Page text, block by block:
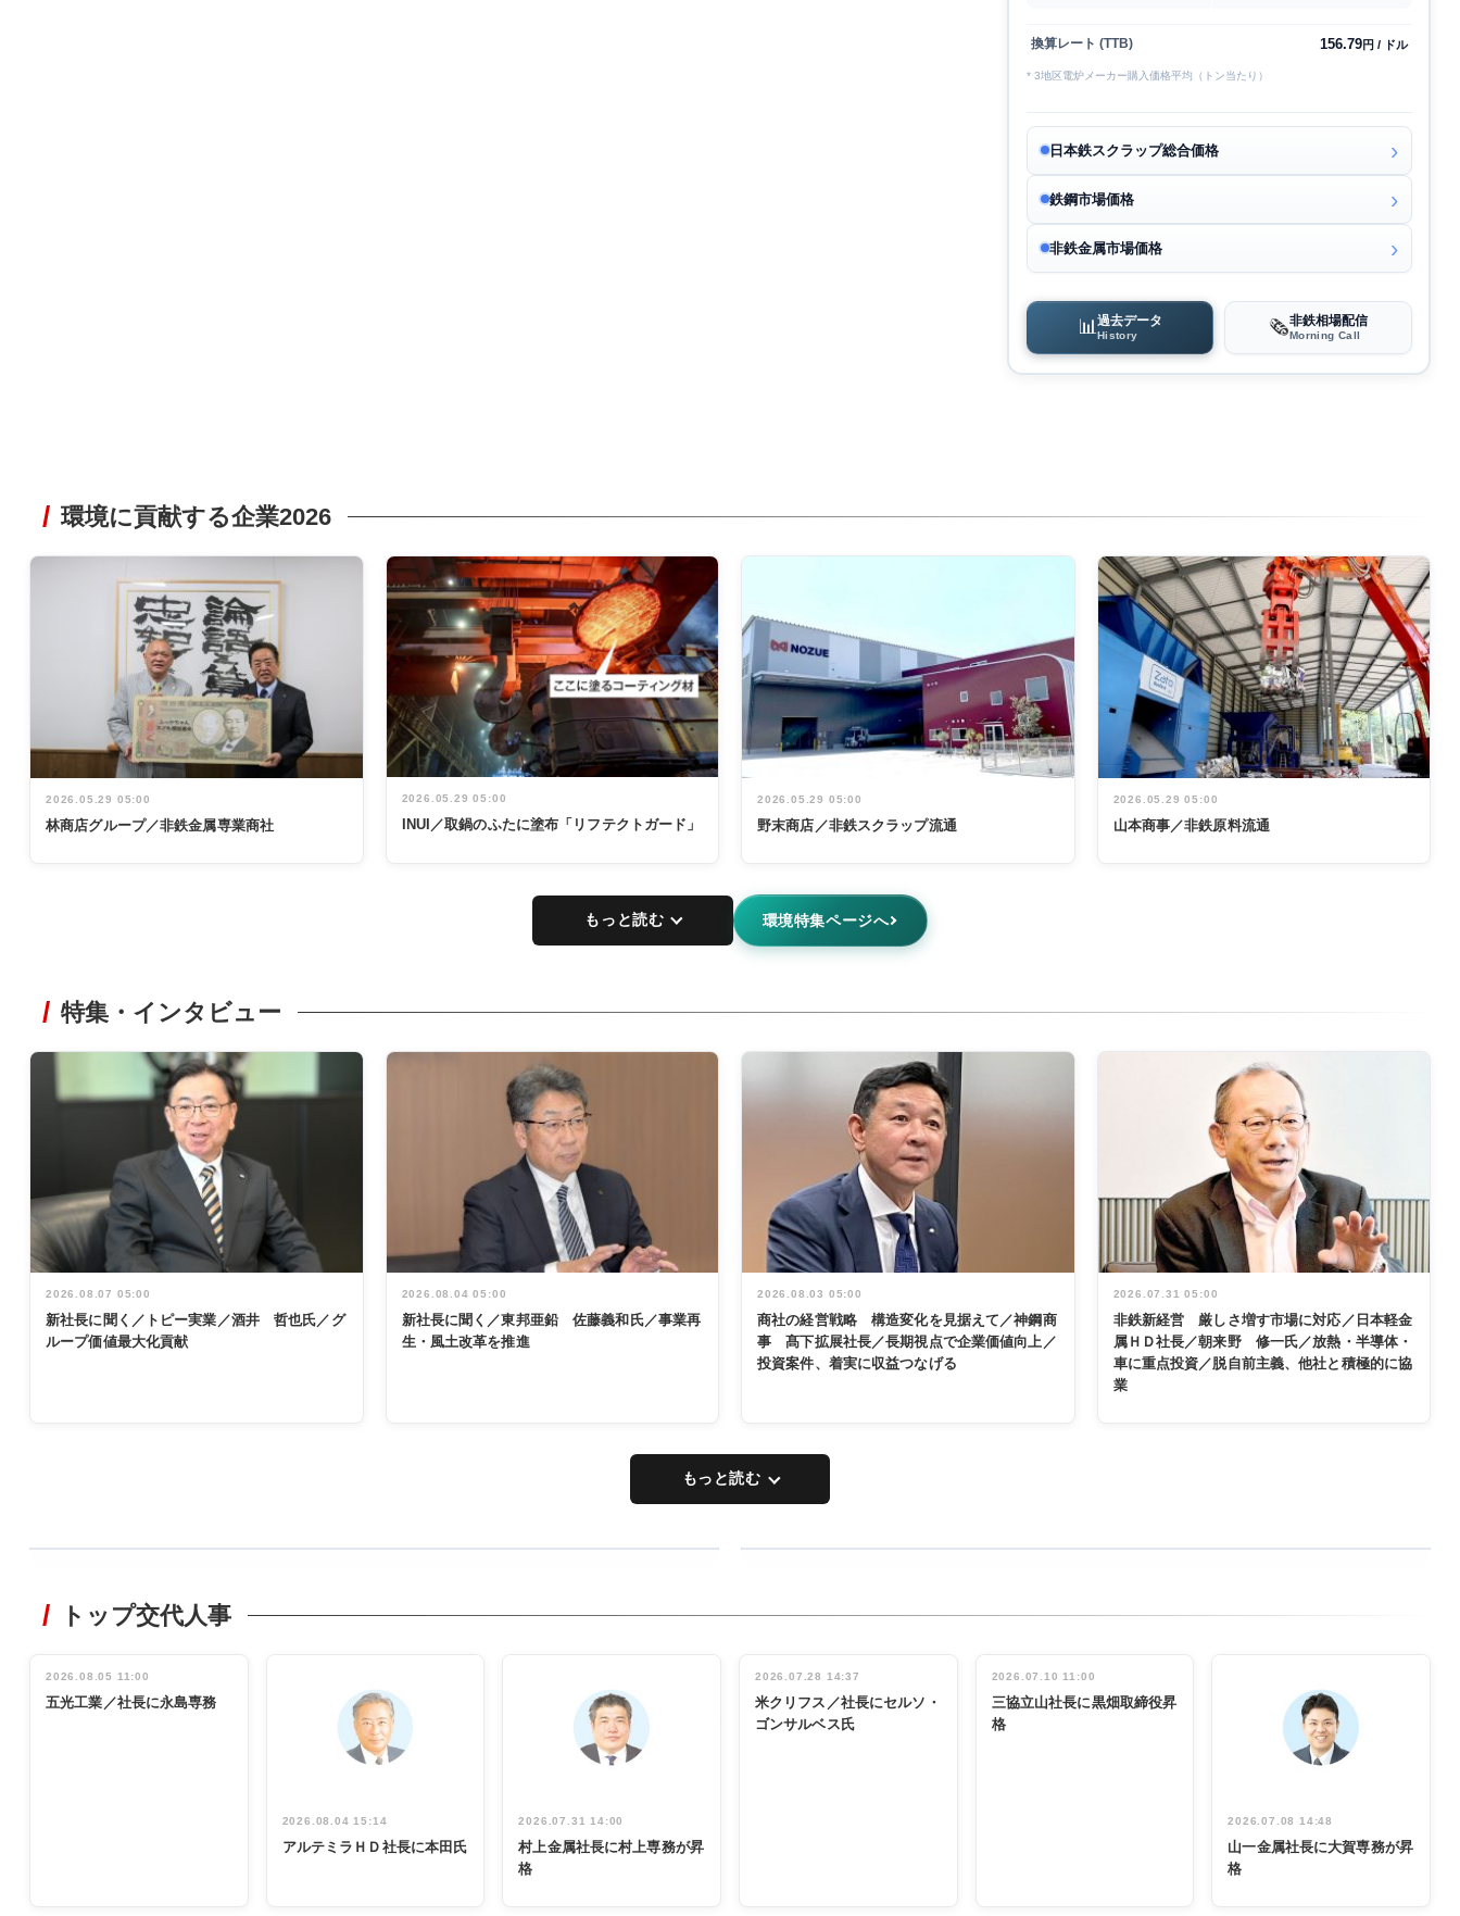
換算レート (TTB) 156.79円 / ドル
* 3地区電炉メーカー購入価格平均（トン当たり）
日本鉄スクラップ総合価格
鉄鋼市場価格
非鉄金属市場価格
📊 過去データ
History 🗞️非鉄相場配信
Morning Call
環境に貢献する企業2026
2026.05.29 05:00
林商店グループ／非鉄金属専業商社
2026.05.29 05:00
INUI／取鍋のふたに塗布「リフテクトガード」
2026.05.29 05:00
野末商店／非鉄スクラップ流通
2026.05.29 05:00
山本商事／非鉄原料流通
もっと読む 環境特集ページへ
特集・インタビュー
2026.08.07 05:00
新社長に聞く／トピー実業／酒井 哲也氏／グ
ループ価値最大化貢献
2026.08.04 05:00
新社長に聞く／東邦亜鉛 佐藤義和氏／事業再
生・風土改革を推進
2026.08.03 05:00
商社の経営戦略 構造変化を見据えて／神鋼商
事 髙下拡展社長／長期視点で企業価値向上／
投資案件、着実に収益つなげる
2026.07.31 05:00
非鉄新経営 厳しさ増す市場に対応／日本軽金
属ＨＤ社長／朝来野 修一氏／放熱・半導体・
車に重点投資／脱自前主義、他社と積極的に協
業
もっと読む
非鉄業界で
管理職編
インタビュ
ー／社内ア
INTERVIEW
念祝う 業界
関係者ら220
人出席
トップ交代人事
2026.08.05 11:00
五光工業／社長に永島専務
2026.08.04 15:14
アルテミラＨＤ社長に本田氏
2026.07.31 14:00
村上金属社長に村上専務が昇
格
2026.07.28 14:37
米クリフス／社長にセルソ・
ゴンサルベス氏
2026.07.10 11:00
三協立山社長に黒畑取締役昇
格
2026.07.08 14:48
山一金属社長に大賀専務が昇
格